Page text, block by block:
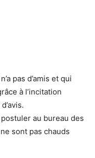
pas d’amis et qui
à l’incitation
au bureau des
sont pas chauds